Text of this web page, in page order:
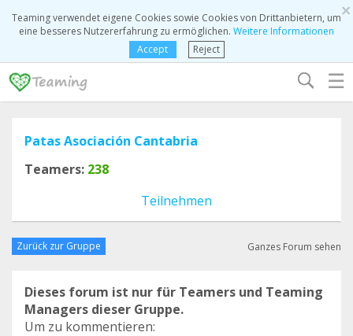
×
Teaming verwendet eigene Cookies sowie Cookies von Drittanbietern, um
eine besseres Nutzererfahrung zu ermöglichen. Weitere Informationen
Accept
Reject
☰
Patas Asociación Cantabria
Teamers: 238
Teilnehmen
Zurück zur Gruppe Ganzes Forum sehen
Dieses forum ist nur für Teamers und Teaming
Managers dieser Gruppe.
Um zu kommentieren: